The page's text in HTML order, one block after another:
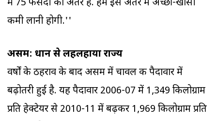
में 75 फीसदी का अंतर है. हमें इस अंतर में अच्छी-खासी
कमी लानी होगी.''
असम: धान से लहलहाया राज्‍य
वर्षों के ठहराव के बाद असम में चावल की पैदावार में
बढ़ोतरी हुई है. यह पैदावार 2006-07 में 1,349 किलोग्राम
प्रति हेक्टेयर से 2010-11 में बढ़कर 1,969 किलोग्राम प्रति